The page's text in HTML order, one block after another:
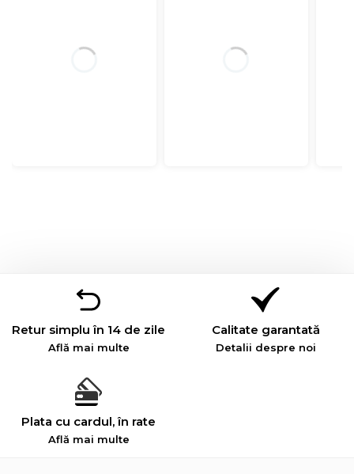
Retur simplu în 14 de zile
Află mai multe
Calitate garantată
Detalii despre noi
Plata cu cardul, în rate
Află mai multe